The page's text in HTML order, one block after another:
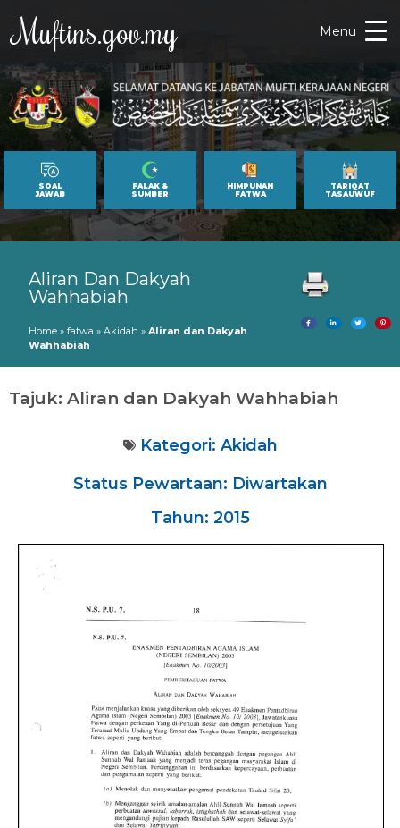
Muftins.gov.my Menu
SOAL
JAWAB
FALAK &
SUMBER
HIMPUNAN
FATWA
TARIQAT
TASAUWUF
Aliran Dan Dakyah
Wahhabiah
Home » fatwa » Akidah » Aliran dan Dakyah
Wahhabiah
Tajuk: Aliran dan Dakyah Wahhabiah
Kategori: Akidah
Status Pewartaan: Diwartakan
Tahun: 2015